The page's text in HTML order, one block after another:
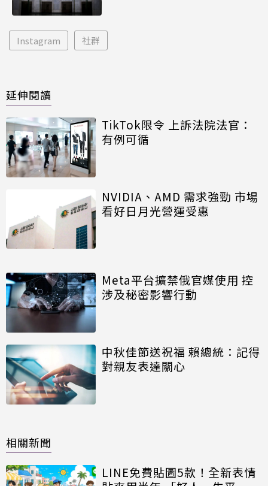
Instagram 社群
延伸閱讀
TikTok限令 上訴法院法官：
有例可循
NVIDIA、AMD 需求強勁 市場
看好日月光營運受惠
Meta平台擴禁俄官媒使用 控
涉及秘密影響行動
中秋佳節送祝福 賴總統：記得
對親友表達關心
相關新聞
LINE免費貼圖5款！全新表情